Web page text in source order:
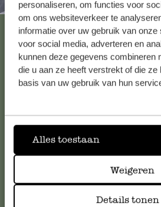
personaliseren, om functies voor
om ons websiteverkeer te
informatie over uw gebruik van
voor social media, adverteren en
kunnen deze gegevens combineren
die u aan ze heeft verstrekt of die ze
basis van uw gebruik van hun
Alles toestaan
Weigeren
Details tonen
Voir les 62 magasins
Service
veuillez contacter notre service
nos réponses auxquestions les plus
serviceclientele@dille-